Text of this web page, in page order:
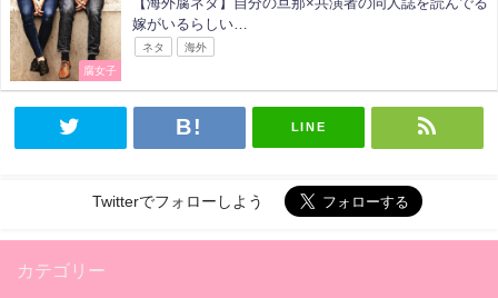
腐女子
嫁がいるらしい…
ネタ 海外
LINE
Twitterでフォローしよう
カテゴリー